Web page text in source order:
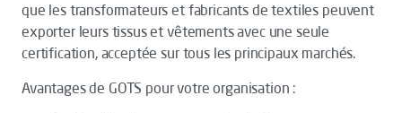
que les transformateurs et fabricants de textiles peuvent
exporter leurs tissus et vêtements avec une seule
certification, acceptée sur tous les principaux marchés.
Avantages de GOTS pour votre organisation :